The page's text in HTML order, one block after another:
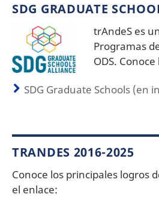
SDG GRADUATE
trAndeS es
Programas
ODS.
SDG Graduate Schools (en
TRANDES 2016-2025
Conoce los principales logros
el enlace: